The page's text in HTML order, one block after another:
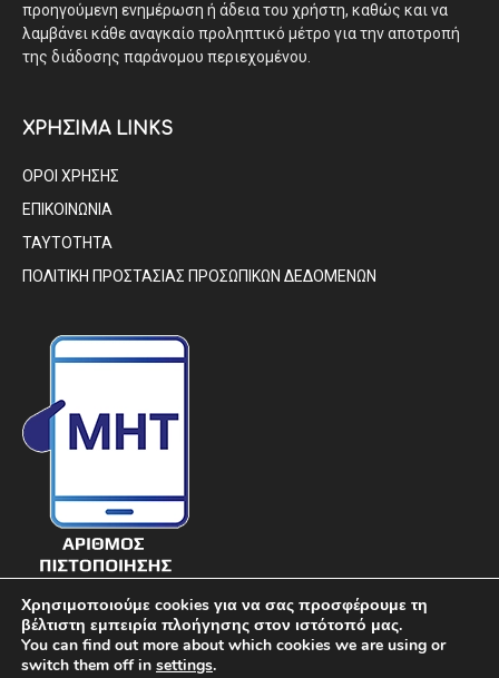
προηγούμενη ενημέρωση ή άδεια του χρήστη, καθώς και να
λαμβάνει κάθε αναγκαίο προληπτικό μέτρο για την αποτροπή
της διάδοσης παράνομου περιεχομένου.
ΧΡΗΣΙΜΑ LINKS
ΟΡΟΙ ΧΡΗΣΗΣ
ΕΠΙΚΟΙΝΩΝΙΑ
ΤΑΥΤΟΤΗΤΑ
ΠΟΛΙΤΙΚΗ ΠΡΟΣΤΑΣΙΑΣ ΠΡΟΣΩΠΙΚΩΝ ΔΕΔΟΜΕΝΩΝ
Χρησιμοποιούμε cookies για να σας προσφέρουμε τη
βέλτιστη εμπειρία πλοήγησης στον ιστότοπό μας.
You can find out more about which cookies we are using or
switch them off in settings.